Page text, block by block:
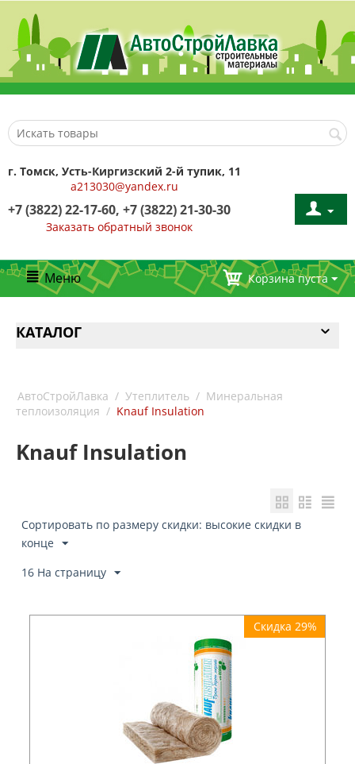
г. Томск, Усть-Киргизский 2-й тупик, 11
a213030@yandex.ru
+7 (3822) 22-17-60, +7 (3822) 21-30-30
Заказать обратный звонок
Меню Корзина пуста
КАТАЛОГ
АвтоСтройЛавка / Утеплитель / Минеральная
теплоизоляция / Knauf Insulation
Knauf Insulation
Сортировать по размеру скидки: высокие скидки в
конце
16 На страницу
Скидка 29%